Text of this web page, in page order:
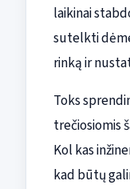
laikinai
sutelkti
rinką ir
Toks
trečiosiomis
Kol kas
kad būtų